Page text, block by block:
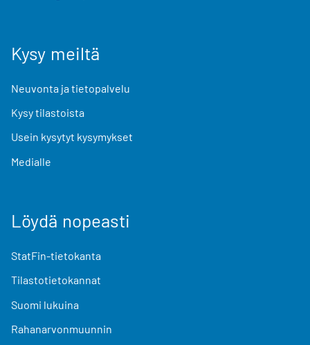
Kysy meiltä
Neuvonta ja tietopalvelu
Kysy tilastoista
Usein kysytyt kysymykset
Medialle
Löydä nopeasti
StatFin-tietokanta
Tilastotietokannat
Suomi lukuina
Rahanarvonmuunnin